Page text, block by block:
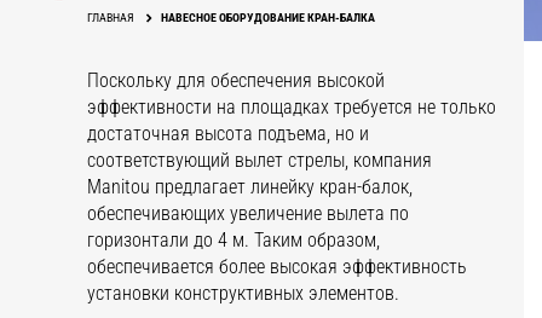
ГЛАВНАЯ НАВЕСНОЕ ОБОРУДОВАНИЕ КРАН-БАЛКА
Поскольку для обеспечения высокой
эффективности на площадках требуется не только
достаточная высота подъема, но и
соответствующий вылет стрелы, компания
Manitou предлагает линейку кран-балок,
обеспечивающих увеличение вылета по
горизонтали до 4 м. Таким образом,
обеспечивается более высокая эффективность
установки конструктивных элементов.